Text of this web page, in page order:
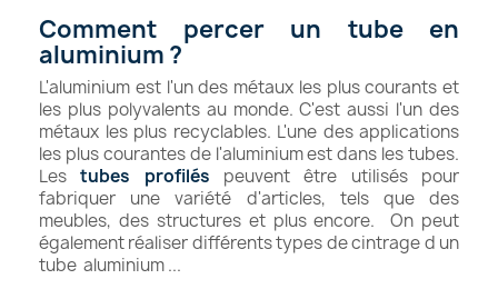
Comment percer un tube en
aluminium ?
L'aluminium est l'un des métaux les plus courants et
les plus polyvalents au monde. C'est aussi l'un des
métaux les plus recyclables. L'une des applications
les plus courantes de l'aluminium est dans les tubes.
Lestubes profilés peuvent être utilisés pour
fabriquer une variété d'articles, tels que des
meubles, des structures et plus encore. On peut
également réaliser différents types de cintrage d un
tube aluminium ...